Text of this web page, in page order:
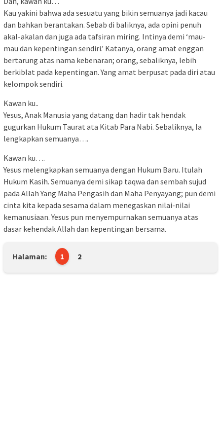
Kau yakini bahwa ada sesuatu yang bikin semuanya jadi kacau
dan bahkan berantakan. Sebab di baliknya, ada opini penuh
akal-akalan dan juga ada tafsiran miring. Intinya demi ‘mau-
mau dan kepentingan sendiri.’ Katanya, orang amat enggan
bertarung atas nama kebenaran; orang, sebaliknya, lebih
berkiblat pada kepentingan. Yang amat berpusat pada diri atau
kelompok sendiri.
Kawan ku..
Yesus, Anak Manusia yang datang dan hadir tak hendak
gugurkan Hukum Taurat ata Kitab Para Nabi. Sebaliknya, Ia
lengkapkan semuanya….
Kawan ku….
Yesus melengkapkan semuanya dengan Hukum Baru. Itulah
Hukum Kasih. Semuanya demi sikap taqwa dan sembah sujud
pada Allah Yang Maha Pengasih dan Maha Penyayang; pun demi
cinta kita kepada sesama dalam menegaskan nilai-nilai
kemanusiaan. Yesus pun menyempurnakan semuanya atas
dasar kehendak Allah dan kepentingan bersama.
Halaman: 1 2